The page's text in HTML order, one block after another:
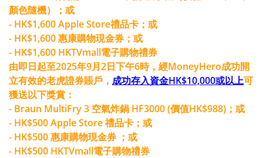
顏色隨機）；或
- HK$1,600 Apple Store禮品卡；或
- HK$1,600 惠康購物現金券；或
- HK$1,600 HKTVmall電子購物禮券
由即日起至2025年9月2日下午6時，經MoneyHero成功開
立有效的老虎證券賬戶， 成功存入資金HK$10,000或以上可
獲送以下獎賞：
- Braun MultiFry 3 空氣炸鍋 HF3000 (價值HK$988)；或
- HK$500 Apple Store 禮品卡；或
- HK$500 惠康購物現金券 ；或
- HK$500 HKTVmall電子購物禮券